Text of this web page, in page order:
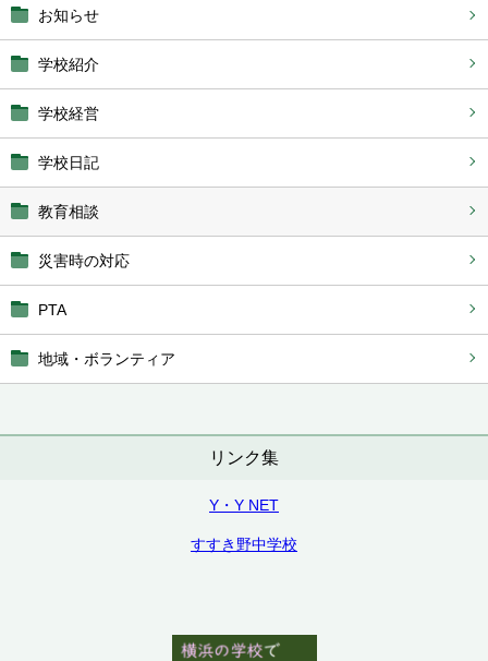
お知らせ
学校紹介
学校経営
学校日記
教育相談
災害時の対応
PTA
地域・ボランティア
リンク集
Y・Y NET
すすき野中学校